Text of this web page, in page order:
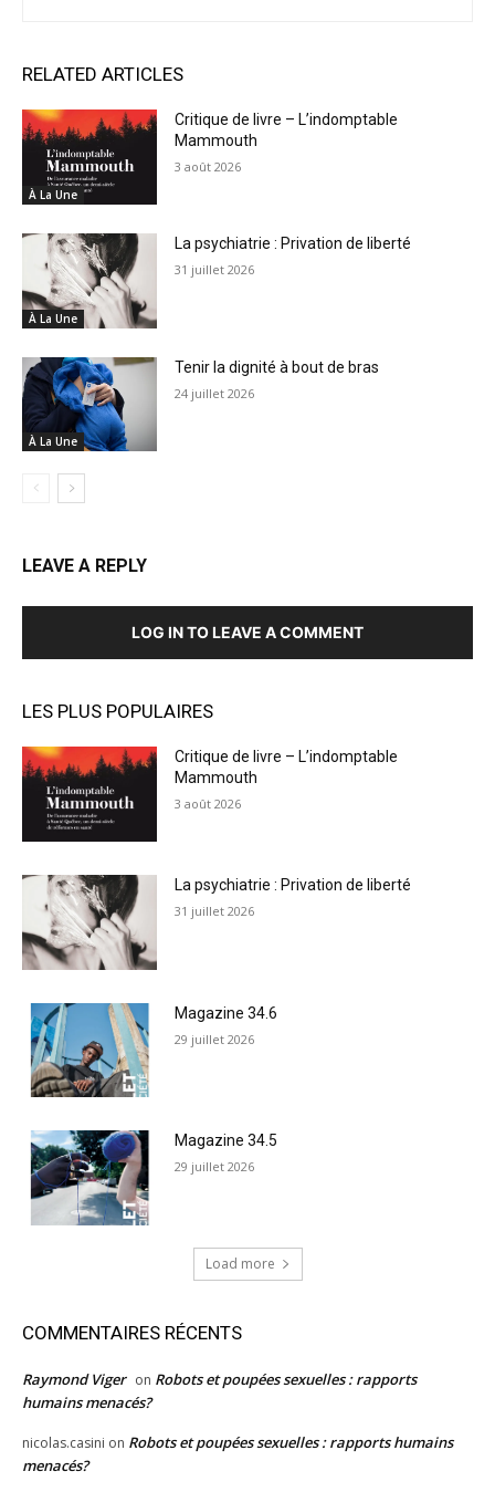
RELATED ARTICLES
À La Une
Critique de livre – L’indomptable
Mammouth
3 août 2026
À La Une
La psychiatrie : Privation de liberté
31 juillet 2026
À La Une
Tenir la dignité à bout de bras
24 juillet 2026
LEAVE A REPLY
LOG IN TO LEAVE A COMMENT
LES PLUS POPULAIRES
Critique de livre – L’indomptable
Mammouth
3 août 2026
La psychiatrie : Privation de liberté
31 juillet 2026
Magazine 34.6
29 juillet 2026
Magazine 34.5
29 juillet 2026
Load more
COMMENTAIRES RÉCENTS
Raymond Viger on Robots et poupées sexuelles : rapports
humains menacés?
nicolas.casini on Robots et poupées sexuelles : rapports humains
menacés?